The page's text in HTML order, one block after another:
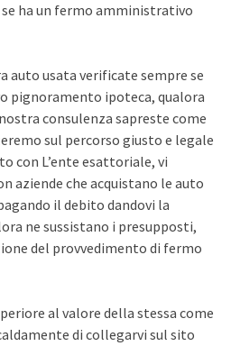
ha un fermo amministrativo
auto usata verificate sempre se
pignoramento ipoteca, qualora
consulenza sapreste come
sul percorso giusto e legale
con L’ente esattoriale, vi
aziende che acquistano le auto
il debito dandovi la
ne sussistano i presupposti,
del provvedimento di fermo
al valore della stessa come
di collegarvi sul sito